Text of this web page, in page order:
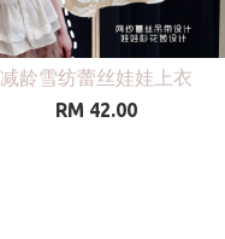
减龄雪纺蕾丝娃娃上衣
RM 42.00